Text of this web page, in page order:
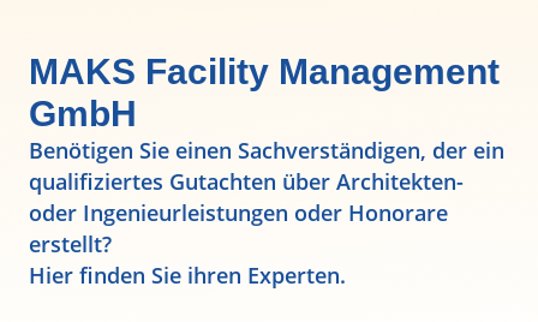
MAKS Facility Management
GmbH
Benötigen Sie einen Sachverständigen, der ein
qualifiziertes Gutachten über Architekten-
oder Ingenieurleistungen oder Honorare
erstellt?
Hier finden Sie ihren Experten.